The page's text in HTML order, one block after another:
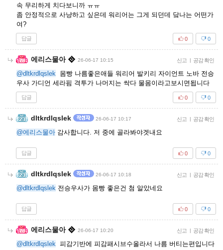
속 무리하게 치다보니까 ㅠㅠ
좀 안정적으로 사냥하고 싶은데 워리어는 그게 되던데 닼나는 어떤가
여?
답글 0
0
에리스물아 26-06-17 10:15 신고 | 공감 확인
@dltkrdlqslek 몸빵 나름좋은애들 워리어 발키리 자이언트 노바 전승
우사 가디언 세라핌 격투가 나머지는 싹다 물몸이라고보시면됩니다
답글 0
0
dltkrdlqslek 26-06-17 10:17 신고 | 공감 확인
@에리스물아 감사합니다. 저 중에 골라봐야겟내요
답글 0
0
dltkrdlqslek 26-06-17 10:18 신고 | 공감 확인
@dltkrdlqslek 전승우사가 몸빵 좋은건 첨 알았네요
답글 0
0
에리스물아 26-06-17 10:20 신고 | 공감 확인
@dltkrdlqslek 피감기반에 피감패시브수올라서 나름 버티는편입니다